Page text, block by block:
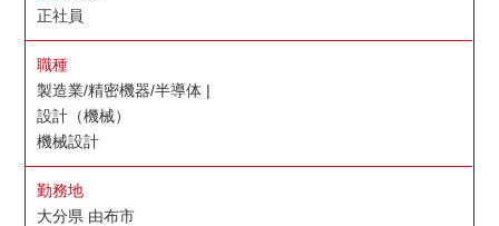
正社員
職種
製造業/精密機器/半導体 |
設計（機械）
機械設計
勤務地
大分県 由布市